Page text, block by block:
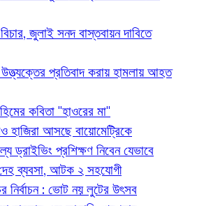
জুলাই সনদ বাস্তবায়ন দাবিতে
প্রতিবাদ করায় হামলায় আহত
কবিতা "হাওরের মা"
হাজিরা আসছে বায়োমেট্রিকে
ড্রাইভিং প্রশিক্ষণ নিবেন যেভাবে
দেহ ব্যবসা, আটক ২ সহযোগী
নির্বাচন : ভোট নয় লুটের উৎসব